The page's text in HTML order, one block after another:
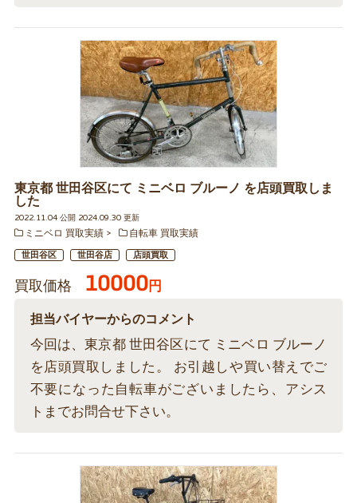
東京都 世田谷区にて ミニベロ ブルーノ を店頭買取しま
した
2022.11.04 公開 2024.09.30 更新
ミニベロ 買取実績
自転車 買取実績
世田谷区 世田谷店 店頭買取
買取価格 10000円
担当バイヤーからのコメント
今回は、東京都 世田谷区にて ミニベロ ブルーノ
を店頭買取しました。 お引越しや買い替えでご
不要になった自転車がございましたら、アシス
トまでお問合せ下さい。